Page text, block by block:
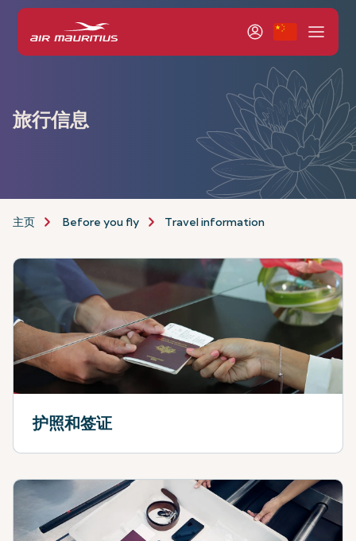
旅行信息
主页 Before you fly Travel information
护照和签证